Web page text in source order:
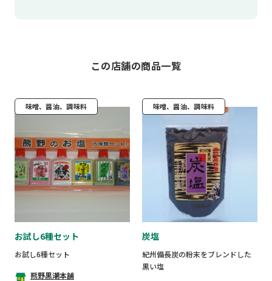
この店舗の商品一覧
味噌、醤油、調味料
お試し6種セット
お試し6種セット
熊野黒潮本舗
味噌、醤油、調味料
炭塩
紀州備長炭の粉末をブレンドした
黒い塩